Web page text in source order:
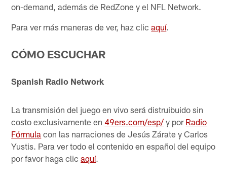
on-demand, además de RedZone y el NFL Network.
Para ver más maneras de ver, haz clicaquí.
CÓMO ESCUCHAR
Spanish Radio Network
La transmisión del juego en vivo será distruibuido sin
costo exclusivamente en 49ers.com/esp/y por Radio
Fórmula con las narraciones de Jesús Zárate y Carlos
Yustis. Para ver todo el contenido en español del equipo
por favor haga clicaquí.